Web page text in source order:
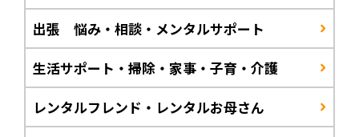
出張 悩み・相談・メンタルサポート
生活サポート・掃除・家事・子育・介護
レンタルフレンド・レンタルお母さん